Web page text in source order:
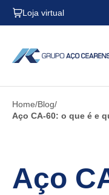
Loja virtual
Home Blog
Aço CA-60: o que é e
Aço